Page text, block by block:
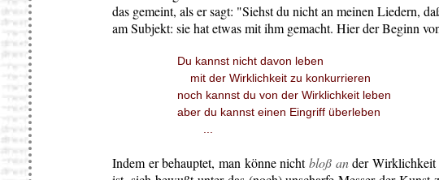
das gemeint, als er sagt: "Siehst du nicht an meinen Liedern,
am Subjekt: sie hat etwas mit ihm gemacht. Hier der Beginn
Du kannst nicht davon leben
mit der Wirklichkeit zu konkurrieren
noch kannst du von der Wirklichkeit leben
aber du kannst einen Eingriff überleben
Indem er behauptet, man könne nichtbloß ander Wirklichkeit